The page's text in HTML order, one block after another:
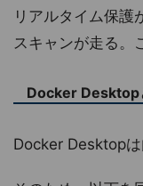
リアルタイム保護
スキャンが走る。
Docker Desktop
Docker Desktopは